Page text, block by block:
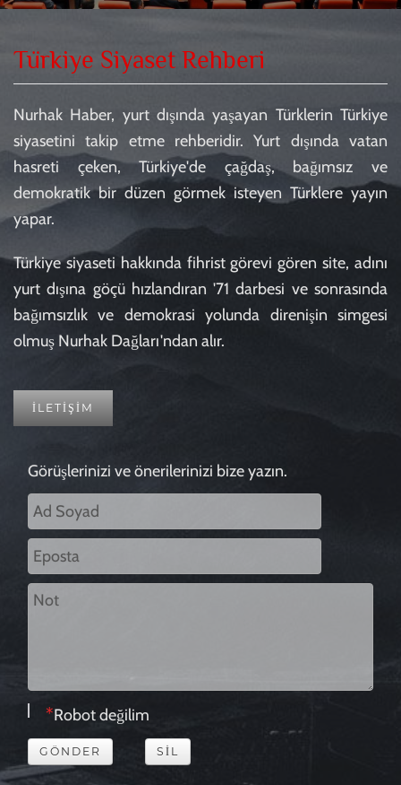
Türkiye Siyaset Rehberi
Nurhak Haber, yurt dışında yaşayan Türklerin Türkiye
siyasetini takip etme rehberidir. Yurt dışında vatan
hasreti çeken, Türkiye'de çağdaş, bağımsız ve
demokratik bir düzen görmek isteyen Türklere yayın
yapar.
Türkiye siyaseti hakkında fihrist görevi gören site, adını
yurt dışına göçü hızlandıran '71 darbesi ve sonrasında
bağımsızlık ve demokrasi yolunda direnişin simgesi
olmuş Nurhak Dağları'ndan alır.
İLETİŞİM
Görüşlerinizi ve önerilerinizi bize yazın.
Robot değilim
GÖNDER SIL